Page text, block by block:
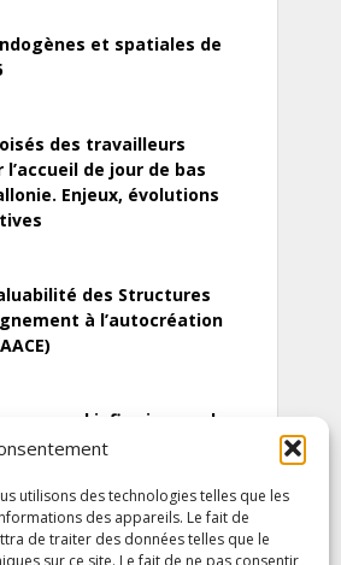
utilisons des technologies telles que les
des appareils. Le fait de
de traiter des données telles que le
sur ce site. Le fait de ne pas consentir
et spatiales de
des travailleurs
l’accueil de jour de bas
Enjeux, évolutions
des Structures
à l’autocréation
infirmier :quels
d’offre de soins pour